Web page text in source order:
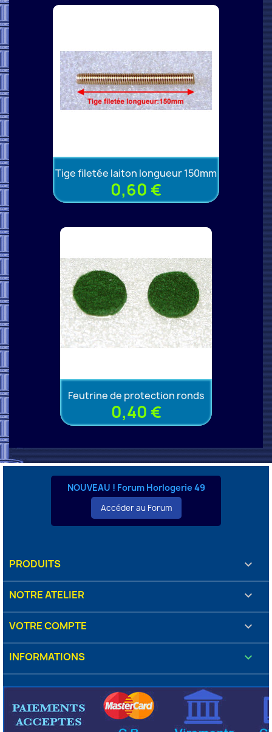
Tige filetée laiton longueur 150mm
0,60 €
Feutrine de protection ronds
0,40 €
NOUVEAU ! Forum Horlogerie 49
Accéder au Forum
PRODUITS 
NOTRE ATELIER 
VOTRE COMPTE 
INFORMATIONS keyboard_arrow_down